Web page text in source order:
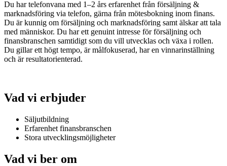
Du har telefonvana med 1–2 års erfarenhet från försäljning &
marknadsföring via telefon, gärna från mötesbokning inom finans.
Du är kunnig om försäljning och marknadsföring samt älskar att tala
med människor. Du har ett genuint intresse för försäljning och
finansbranschen samtidigt som du vill utvecklas och växa i rollen.
Du gillar ett högt tempo, är målfokuserad, har en vinnarinställning
och är resultatorienterad.
Vad vi erbjuder
Säljutbildning
Erfarenhet finansbranschen
Stora utvecklingsmöjligheter
Vad vi ber om